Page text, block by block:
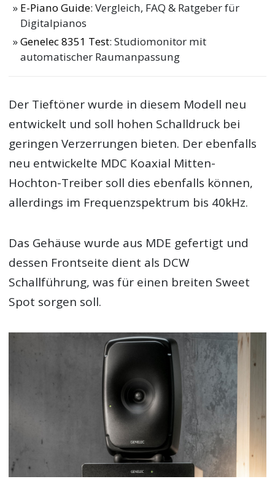
E-Piano Guide: Vergleich, FAQ & Ratgeber für
Digitalpianos
Genelec 8351 Test: Studiomonitor mit
automatischer Raumanpassung
Der Tieftöner wurde in diesem Modell neu
entwickelt und soll hohen Schalldruck bei
geringen Verzerrungen bieten. Der ebenfalls
neu entwickelte MDC Koaxial Mitten-
Hochton-Treiber soll dies ebenfalls können,
allerdings im Frequenzspektrum bis 40kHz.
Das Gehäuse wurde aus MDE gefertigt und
dessen Frontseite dient als DCW
Schallführung, was für einen breiten Sweet
Spot sorgen soll.